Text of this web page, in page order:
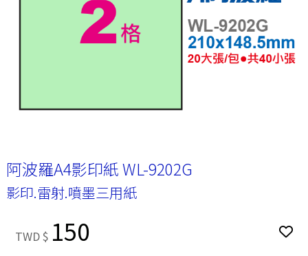
阿波羅A4影印紙 WL-9202G
影印.雷射.噴墨三用紙
TWD $ 150